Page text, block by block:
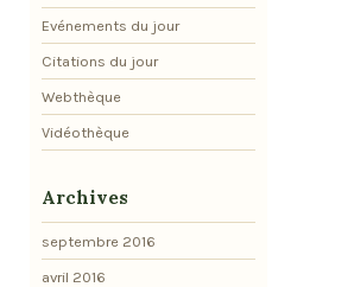
Evénements du jour
Citations du jour
Webthèque
Vidéothèque
Archives
septembre 2016
avril 2016